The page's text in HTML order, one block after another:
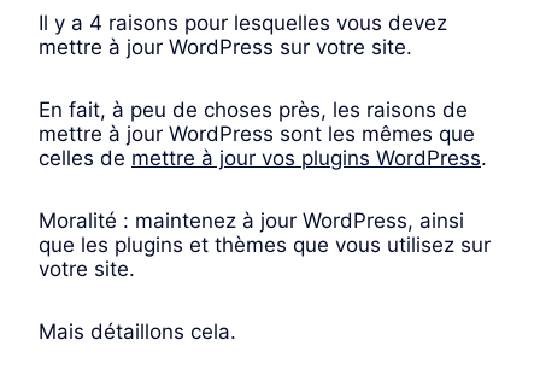
Il y a 4 raisons pour lesquelles vous devez
mettre à jour WordPress sur votre site.
En fait, à peu de choses près, les raisons de
mettre à jour WordPress sont les mêmes que
celles de mettre à jour vos plugins WordPress.
Moralité : maintenez à jour WordPress, ainsi
que les plugins et thèmes que vous utilisez sur
votre site.
Mais détaillons cela.